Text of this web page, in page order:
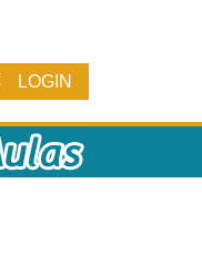
LOGIN